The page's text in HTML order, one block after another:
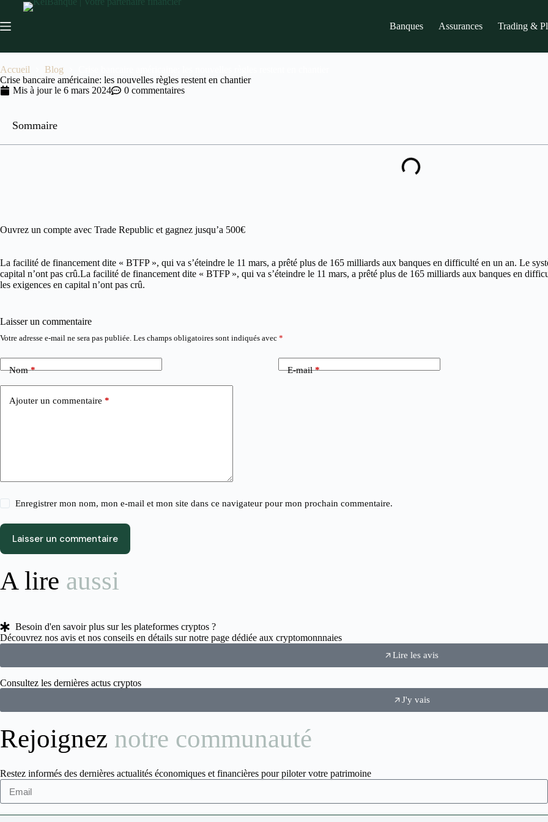
Banques Assurances Trading &
Accueil Blog
Crise bancaire américaine: les nouvelles règles restent en chantier
Mis à jour le 6 mars 2024 0 commentaires
Sommaire
Ouvrez un compte avec Trade Republic et gagnez jusqu’a 500€
La facilité de financement dite « BTFP », qui va s’éteindre le 11 mars, a prêté plus de 165 milliards aux banques en difficulté en un an. Le
capital n’ont pas crû.La facilité de financement dite « BTFP », qui va s’éteindre le 11 mars, a prêté plus de 165 milliards aux banques en
les exigences en capital n’ont pas crû.
Laisser un commentaire
Votre adresse e-mail ne sera pas publiée. Les champs obligatoires sont indiqués avec *
Nom* E-mail*
Ajouter un commentaire *
Enregistrer mon nom, mon e-mail et mon site dans ce navigateur pour mon prochain commentaire.
Laisser un commentaire
A lire aussi
Besoin d'en savoir plus sur les plateformes cryptos ?
Découvrez nos avis et nos conseils en détails sur notre page dédiée aux cryptomonnnaies
Lire les avis
Consultez les dernières actus cryptos
J'y vais
Rejoignez notre communauté
Restez informés des dernières actualités économiques et financières pour piloter votre patrimoine